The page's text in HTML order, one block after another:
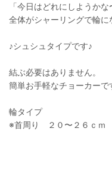
「今日はどれにしようかな
全体がシャーリングで輪に
♪シュシュタイプです♪
結ぶ必要はありません。
簡単お手軽なチョーカーで
輪タイプ
※首周り ２０〜２６ｃｍ